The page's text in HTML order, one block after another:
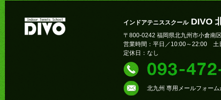
インドアテニススクール DIVO
〒800-0242 福岡県北九州市小倉南
営業時間：平日／10:00～22:00 土
定休日：なし
北九州 専用メールフォー